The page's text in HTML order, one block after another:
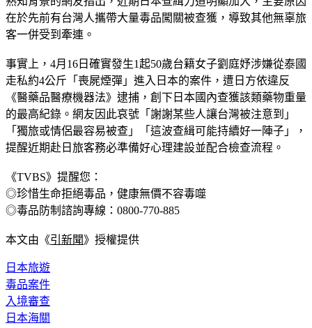
熟知背景的網友指出，近期日本查緝力道明顯加大，主要原因
在於先前有台灣人攜帶大量毒品闖關被查獲，導致其他無辜旅
事實上，4月16日確實發生1起50歲台籍女子劉庭妤涉嫌從泰國
走私約4公斤「喪屍煙彈」進入日本的案件，遭日方依違反
《醫藥品醫療機器法》逮捕，創下日本國內查獲該類藥物重量
的最高紀錄。網友因此哀號「謝謝某些人讓台灣被注意到」
「獨旅或情侶最容易被查」「這波查緝可能持續好一陣子」，
《TVBS》提醒您：
◎珍惜生命拒絕毒品，健康無價不容毒噬
日本旅遊
毒品案件
入境審查